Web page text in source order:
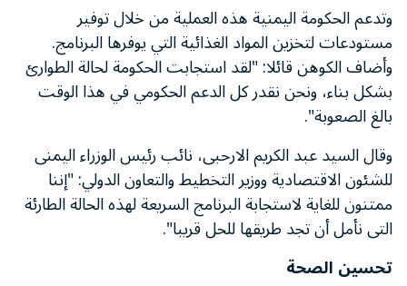
وتدعم الحكومة اليمنية هذه العملية من خلال توفير
مستودعات لتخزين المواد الغذائية التي يوفرها البرنامج.
وأضاف الكوهن قائلا: "لقد استجابت الحكومة لحالة الطوارئ
بشكل بناء، ونحن نقدر كل الدعم الحكومي في هذا الوقت
بالغ الصعوبة".
وقال السيد عبد الكريم الارحبى، نائب رئيس الوزراء اليمنى
للشئون الاقتصادية ووزير التخطيط والتعاون الدولي: "إننا
ممتنون للغاية لاستجابة البرنامج السريعة لهذه الحالة الطارئة
التى نأمل أن تجد طريقها للحل قريبا".
تحسين الصحة